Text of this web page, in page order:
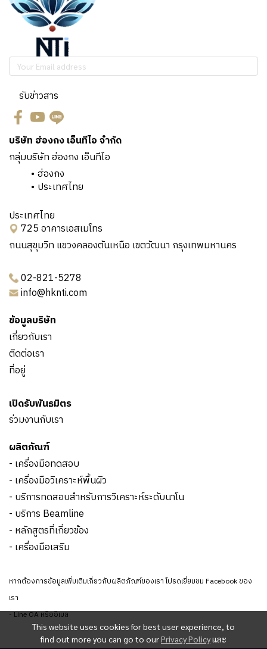
This website uses cookies for best user experience, to
find out more you can go to ourPrivacy Policyและ
รับข่าวสาร
บริษัท ฮ่องกง เอ็นทีไอ จำกัด
กลุ่มบริษัท ฮ่องกง เอ็นทีไอ
ฮ่องกง
ประเทศไทย
ประเทศไทย
725 อาคารเอสเมโทร
ถนนสุขุมวิท แขวงคลองตันเหนือ เขตวัฒนา กรุงเทพมหานคร
02-821-5278
info@hknti.com
ข้อมูลบริษัท
เกี่ยวกับเรา
ติดต่อเรา
ที่อยู่
เปิดรับพันธมิตร
ร่วมงานกับเรา
ผลิตภัณฑ์
- เครื่องมือทดสอบ
- เครื่องมือวิเคราะห์พื้นผิว
- บริการทดสอบสำหรับการวิเคราะห์ระดับนาโน
- บริการ Beamline
- หลักสูตรที่เกี่ยวข้อง
- เครื่องมือเสริม
หากต้องการข้อมูลเพิ่มเติมเกี่ยวกับผลิตภัณฑ์ของเรา โปรดเยี่ยมชม Facebook ของ
เรา
- Line OA หรืออีเมล